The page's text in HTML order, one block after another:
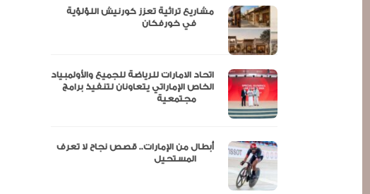
مشاريع تراثية تعزز كورنيش اللؤلؤية
اتحاد الامارات للرياضة للجميع والأولمبياد
الخاص الإماراتي يتعاونان لتنفيذ برامج
أبطال من الإمارات.. قصص نجاح لا تعرف